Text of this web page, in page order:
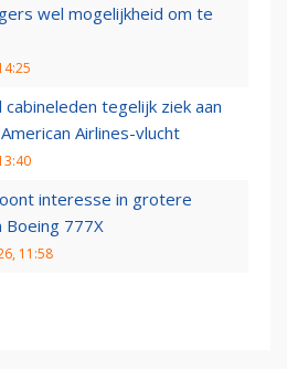
wel mogelijkheid om te
tegelijk ziek aan
Airlines-vlucht
interesse in grotere
Boeing 777X
11:58